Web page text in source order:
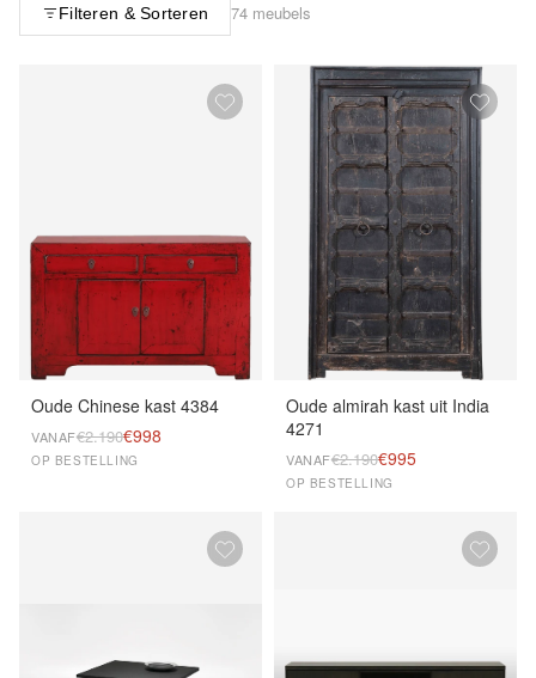
Filteren & Sorteren 74 meubels
Oude Chinese kast 4384
VANAF€2.190€998
OP BESTELLING
Oude almirah kast uit India
4271
VANAF€2.190€995
OP BESTELLING